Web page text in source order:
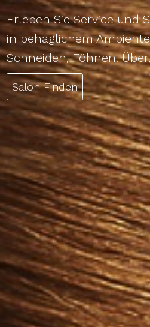
Erleben Sie Service und
in behaglichem
Schneiden, Föhnen.
Salon Finden